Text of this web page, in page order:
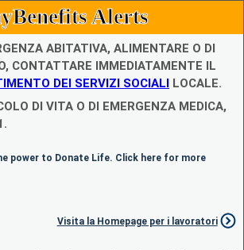
Alerts
ABITATIVA, ALIMENTARE O DI
CONTATTARE IMMEDIATAMENTE IL
DEI SERVIZI SOCIALI LOCALE.
DI VITA O DI EMERGENZA MEDICA,
power to Donate Life. Click here for more
Visita la Homepage per i lavoratori